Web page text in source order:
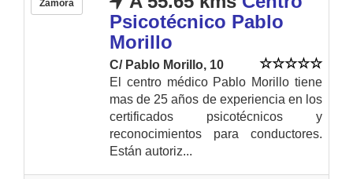
Zamora
Psicotécnico Pablo
Morillo
C/ Pablo Morillo, 10
El centro médico Pablo Morillo tiene
mas de 25 años de experiencia en los
certificados psicotécnicos y
reconocimientos para conductores.
Están autoriz...